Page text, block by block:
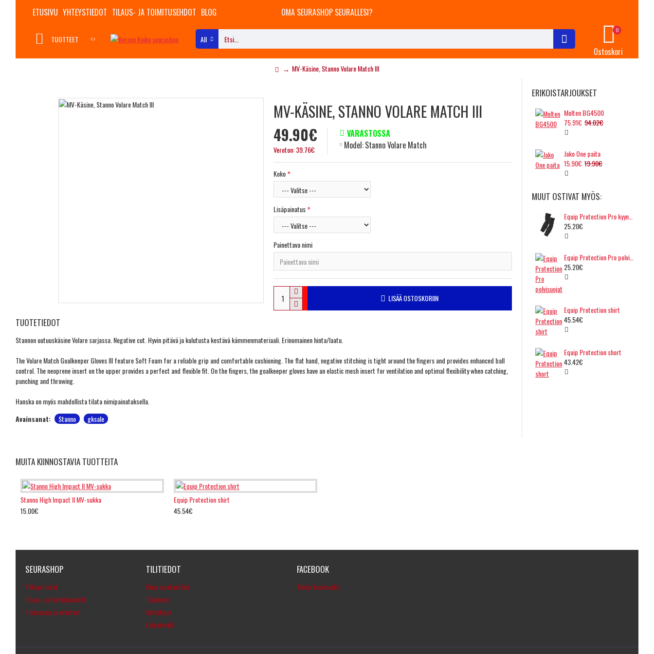
ETUSIVU YHTEYSTIEDOT TILAUS- JA TOIMITUSEHDOT BLOG OMA SEURASHOP SEURALLESI?
TUOTTEET All
Ostoskori
0
MV-Käsine, Stanno Volare Match III
MV-KÄSINE, STANNO VOLARE MATCH III
49.90€
Veroton: 39.76€
VARASTOSSA
Model:Stanno Volare Match
Koko
Lisäpainatus
Painettava nimi
LISÄÄ OSTOSKORIIN
TUOTETIEDOT
Stannon uutuuskäsine Volare sarjassa. Negative cut. Hyvin pitävä ja kulutusta kestävä kämmenmateriaali. Erinomainen hinta/laatu.
The Volare Match Goalkeeper Gloves III feature Soft Foam for a reliable grip and comfortable cushioning. The flat hand, negative stitching is tight around the fingers and provides enhanced ball
control. The neoprene insert on the upper provides a perfect and flexible fit. On the fingers, the goalkeeper gloves have an elastic mesh insert for ventilation and optimal flexibility when catching,
punching and throwing.
Hanska on myös mahdollista tilata nimipainatuksella.
Avainsanat:
Stanno gksale
ERIKOISTARJOUKSET
Molten BG4500
75.91€ 94.02€
Jako One paita
15.90€ 19.90€
MUUT OSTIVAT MYÖS:
25.20€
25.20€
Equip Protection shirt
45.54€
Equip Protection short
43.42€
MUITA KIINNOSTAVIA TUOTTEITA
Stanno High Impact II MV-sukka
15.00€
Equip Protection shirt
45.54€
SEURASHOP
Yhteystiedot
Tilaus- ja toimitusehdot
Tietosuoja ja evästeet
TILITIEDOT
Oma asiakastilini
Tilaukset
Uutiskirje
Lahjakortit
FACEBOOK
Tähän facebook?